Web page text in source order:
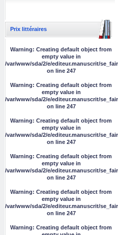
Prix littéraires
Warning: Creating default object from
empty value in
/var/www/sda/2/e/editeur.manuscrit/
on line 247
Warning: Creating default object from
empty value in
/var/www/sda/2/e/editeur.manuscrit/
on line 247
Warning: Creating default object from
empty value in
/var/www/sda/2/e/editeur.manuscrit/
on line 247
Warning: Creating default object from
empty value in
/var/www/sda/2/e/editeur.manuscrit/
on line 247
Warning: Creating default object from
empty value in
/var/www/sda/2/e/editeur.manuscrit/
on line 247
Warning: Creating default object from